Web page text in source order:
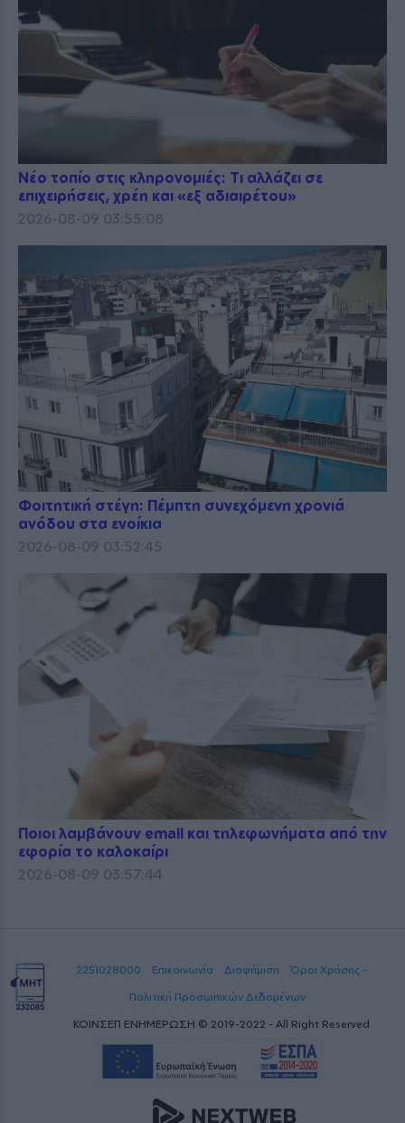
Νέο τοπίο στις κληρονομιές: Τι αλλάζει σε
επιχειρήσεις, χρέη και «εξ αδιαιρέτου»
2026-08-09 03:55:08
Φοιτητική στέγη: Πέμπτη συνεχόμενη χρονιά
ανόδου στα ενοίκια
2026-08-09 03:52:45
Ποιοι λαμβάνουν email και τηλεφωνήματα από την
εφορία το καλοκαίρι
2026-08-09 03:57:44
2251028000 Επικοινωνία Διαφήμιση
Όροι Χρήσης -
Πολιτική Προσωπικών Δεδομένων
ΚΟΙΝΣΕΠ ΕΝΗΜΕΡΩΣΗ © 2019-2022 - All Right Reserved